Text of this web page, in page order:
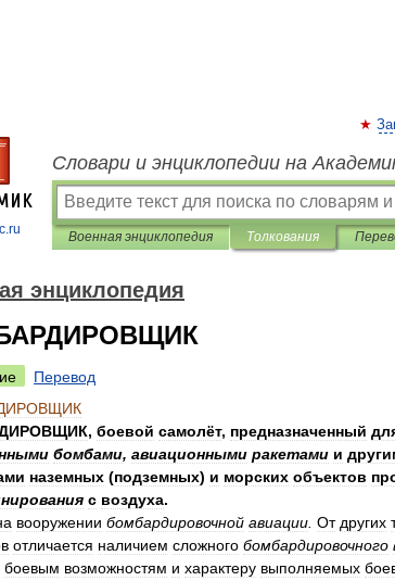
Словари и энциклопедии на
Военная энциклопедия Толкования
энциклопедия
Перевод
, боевой самолёт, предназначенный
бомбами, авиационными ракетами и
наземных (подземных) и морских объектов
с воздуха.
вооружении бомбардировочной авиации От других
отличается наличием сложного бомбардировочного
боевым возможностям и характеру выполняемых